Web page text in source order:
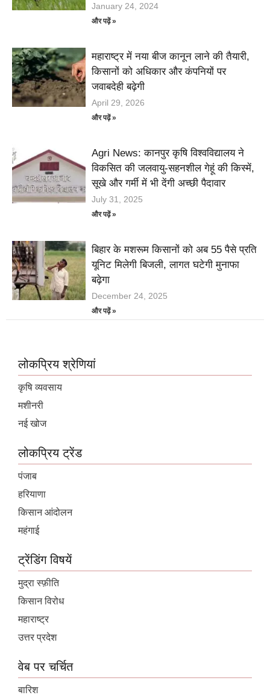
January 24, 2024
और पढ़ें »
महाराष्ट्र में नया बीज कानून लाने की तैयारी,
किसानों को अधिकार और कंपनियों पर
जवाबदेही बढ़ेगी
April 29, 2026
और पढ़ें »
Agri News: कानपुर कृषि विश्वविद्यालय ने
विकसित की जलवायु-सहनशील गेहूं की किस्में,
सूखे और गर्मी में भी देंगी अच्छी पैदावार
July 31, 2025
और पढ़ें »
बिहार के मशरूम किसानों को अब 55 पैसे प्रति
यूनिट मिलेगी बिजली, लागत घटेगी मुनाफा
बढ़ेगा
December 24, 2025
और पढ़ें »
लोकप्रिय श्रेणियां
कृषि व्यवसाय
मशीनरी
नई खोज
लोकप्रिय ट्रेंड
पंजाब
हरियाणा
किसान आंदोलन
महंगाई
ट्रेंडिंग विषयें
मुद्रा स्फ़ीति
किसान विरोध
महाराष्ट्र
उत्तर प्रदेश
वेब पर चर्चित
बारिश